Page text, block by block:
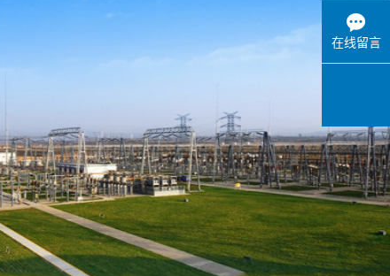
在线留言